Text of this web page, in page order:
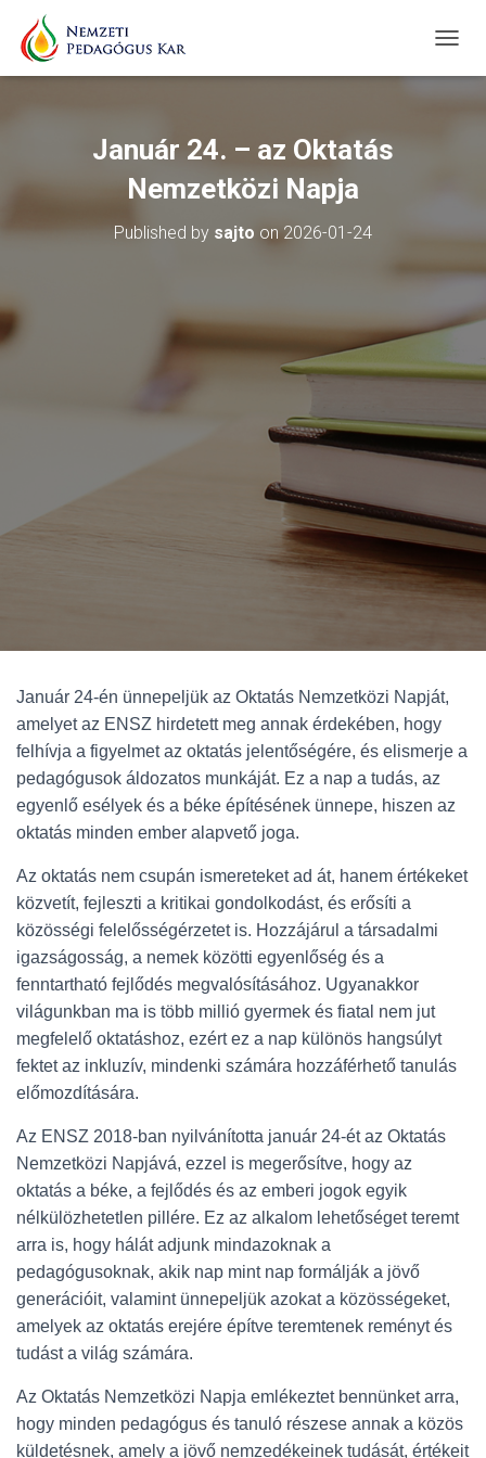
O
I
N
Január 24. – az Oktatás
Nemzetközi Napja
Published by sajto on2026-01-24
Január 24-én ünnepeljük az Oktatás Nemzetközi Napját,
amelyet az ENSZ hirdetett meg annak érdekében, hogy
felhívja a figyelmet az oktatás jelentőségére, és elismerje a
pedagógusok áldozatos munkáját. Ez a nap a tudás, az
egyenlő esélyek és a béke építésének ünnepe, hiszen az
oktatás minden ember alapvető joga.
Az oktatás nem csupán ismereteket ad át, hanem értékeket
közvetít, fejleszti a kritikai gondolkodást, és erősíti a
közösségi felelősségérzetet is. Hozzájárul a társadalmi
igazságosság, a nemek közötti egyenlőség és a
fenntartható fejlődés megvalósításához. Ugyanakkor
világunkban ma is több millió gyermek és fiatal nem jut
megfelelő oktatáshoz, ezért ez a nap különös hangsúlyt
fektet az inkluzív, mindenki számára hozzáférhető tanulás
előmozdítására.
Az ENSZ 2018-ban nyilvánította január 24-ét az Oktatás
Nemzetközi Napjává, ezzel is megerősítve, hogy az
oktatás a béke, a fejlődés és az emberi jogok egyik
nélkülözhetetlen pillére. Ez az alkalom lehetőséget teremt
arra is, hogy hálát adjunk mindazoknak a
pedagógusoknak, akik nap mint nap formálják a jövő
generációit, valamint ünnepeljük azokat a közösségeket,
amelyek az oktatás erejére építve teremtenek reményt és
tudást a világ számára.
Az Oktatás Nemzetközi Napja emlékeztet bennünket arra,
hogy minden pedagógus és tanuló részese annak a közös
küldetésnek, amely a jövő nemzedékeinek tudását, értékeit